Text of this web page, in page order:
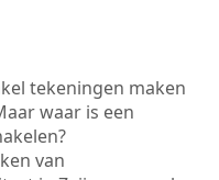
tekeningen maken
waar is een
van